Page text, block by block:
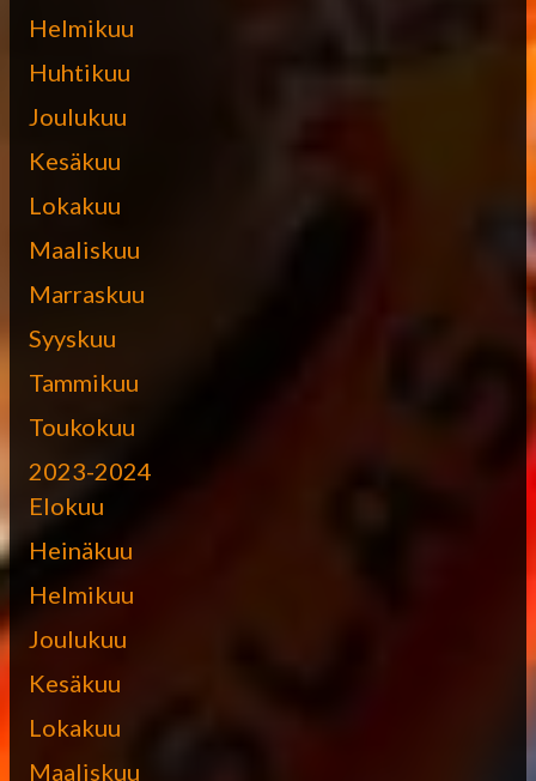
Helmikuu
Huhtikuu
Joulukuu
Kesäkuu
Lokakuu
Maaliskuu
Marraskuu
Syyskuu
Tammikuu
Toukokuu
2023-2024
Elokuu
Heinäkuu
Helmikuu
Joulukuu
Kesäkuu
Lokakuu
Maaliskuu